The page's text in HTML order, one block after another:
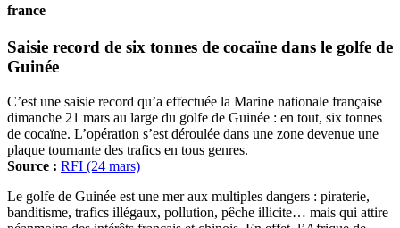
france
Saisie record de six tonnes de cocaïne dans le golfe de
Guinée
C’est une saisie record qu’a effectuée la Marine nationale française
dimanche 21 mars au large du golfe de Guinée : en tout, six tonnes
de cocaïne. L’opération s’est déroulée dans une zone devenue une
plaque tournante des trafics en tous genres.
Source : RFI (24 mars)
Le golfe de Guinée est une mer aux multiples dangers : piraterie,
banditisme, trafics illégaux, pollution, pêche illicite… mais qui attire